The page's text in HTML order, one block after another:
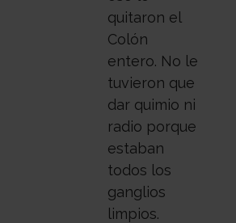
quitaron el
Colón
entero. No le
tuvieron que
dar quimio ni
radio porque
estaban
todos los
ganglios
limpios.